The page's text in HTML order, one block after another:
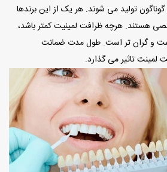
تولید می شوند. هر یک از این برندها
هستند. هرچه ظرافت لمینیت کمتر باشد،
و گران تر است. طول مدت ضمانت
لمینت تاثیر می گذارد.